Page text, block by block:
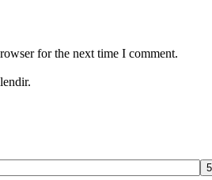
for the next time I comment.